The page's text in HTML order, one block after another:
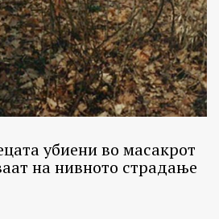
убиени во масакрот
на нивното страдање